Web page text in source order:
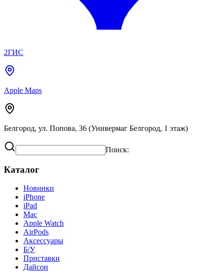
2ГИС
Apple Maps
Белгород, ул. Попова, 36 (Универмаг Белгород, 1 этаж)
Поиск:
Каталог
Новинки
iPhone
iPad
Mac
Apple Watch
AirPods
Аксессуары
Б/У
Приставки
Дайсон